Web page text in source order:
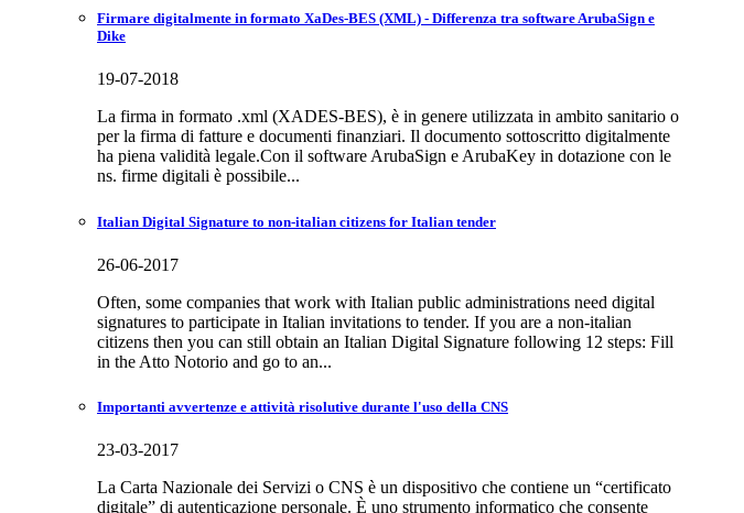
Firmare digitalmente in formato XaDes-BES (XML) - Differenza tra software ArubaSign e
Dike
19-07-2018
La firma in formato .xml (XADES-BES), è in genere utilizzata in ambito sanitario o
per la firma di fatture e documenti finanziari. Il documento sottoscritto digitalmente
ha piena validità legale.Con il software ArubaSign e ArubaKey in dotazione con le
ns. firme digitali è possibile...
Italian Digital Signature to non-italian citizens for Italian tender
26-06-2017
Often, some companies that work with Italian public administrations need digital
signatures to participate in Italian invitations to tender. If you are a non-italian
citizens then you can still obtain an Italian Digital Signature following 12 steps: Fill
in the Atto Notorio and go to an...
Importanti avvertenze e attività risolutive durante l'uso della CNS
23-03-2017
La Carta Nazionale dei Servizi o CNS è un dispositivo che contiene un “certificato
digitale” di autenticazione personale. È uno strumento informatico che consente